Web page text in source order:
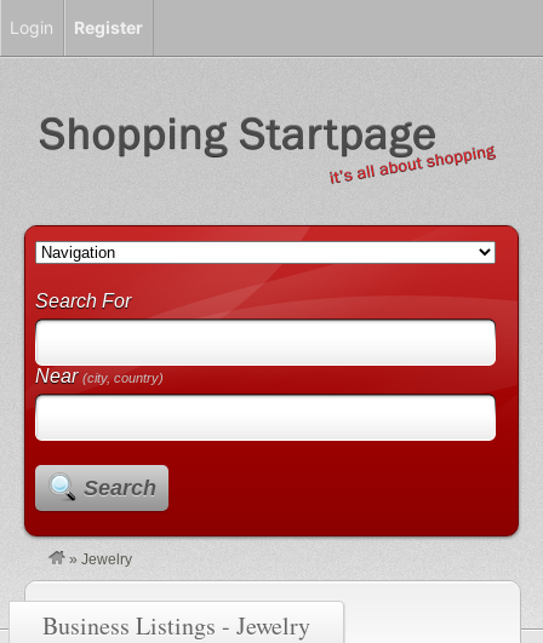
Search For
Near(city, country)
Search
» Jewelry
Business Listings - Jewelry
Login Register